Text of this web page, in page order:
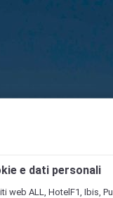
e dati personali
web ALL, HotelF1, Ibis,